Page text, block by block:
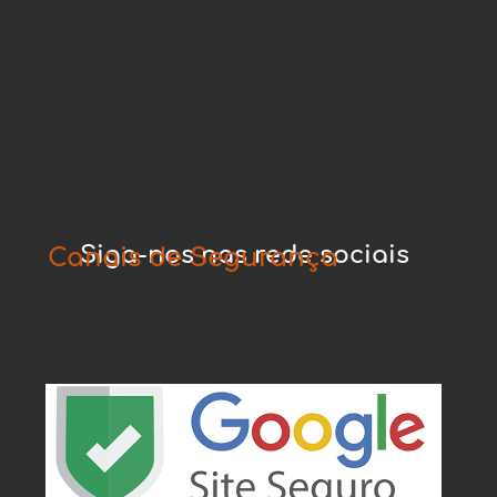
Siga-nos nas rede sociais
Canais de Segurança